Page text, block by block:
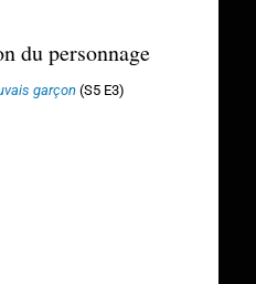
du personnage
garçon(S5 E3)